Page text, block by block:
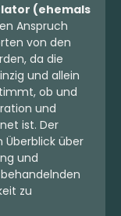
(ehemals
Anspruch
von den
da die
und allein
ob und
und
ist. Der
Überblick über
und
zu